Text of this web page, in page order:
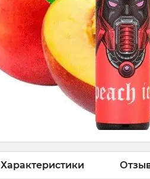
Характеристики